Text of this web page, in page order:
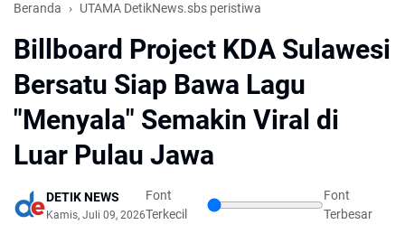
Beranda UTAMA DetikNews.sbs peristiwa
Billboard Project KDA Sulawesi
Bersatu Siap Bawa Lagu
"Menyala" Semakin Viral di
Luar Pulau Jawa
DETIK NEWS
Kamis, Juli 09, 2026
Font
Terkecil
Font
Terbesar